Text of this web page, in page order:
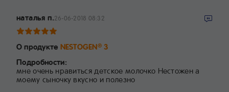
наталья п.26-06-2018 08:32
О продукте NESTOGEN®3
Подробности:
мне очень нравиться детское молочко Нестожен а
моему сыночку вкусно и полезно